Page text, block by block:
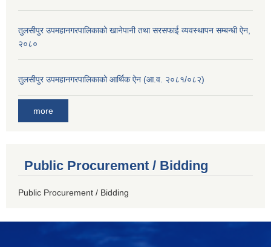
तुलसीपुर उपमहानगरपालिकाको खानेपानी तथा सरसफाई व्यवस्थापन सम्बन्धी ऐन,
२०८०
तुलसीपुर उपमहानगरपालिकाको आर्थिक ऐन (आ.व. २०८१/०८२)
more
Public Procurement / Bidding
Public Procurement / Bidding